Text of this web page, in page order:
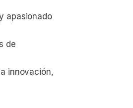
apasionado
de
innovación,